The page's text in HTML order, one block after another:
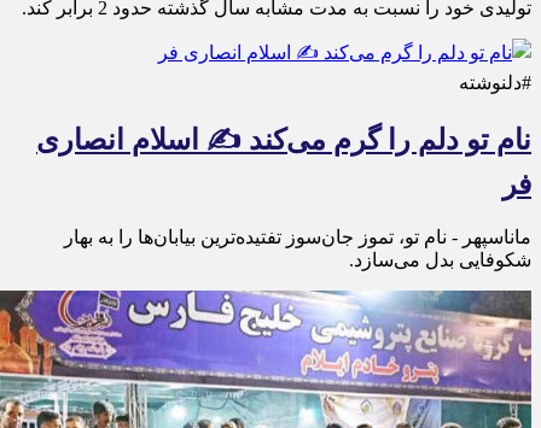
تولیدی خود را نسبت به مدت مشابه سال گذشته حدود 2 برابر کند.
#دلنوشته
نام تو دلم را گرم می‌کند ✍️ اسلام انصاری
فر
ماناسپهر - نام تو، تموز جان‌سوز تفتیده‌ترین بیابان‌ها را به بهار
شکوفایی بدل می‌سازد.